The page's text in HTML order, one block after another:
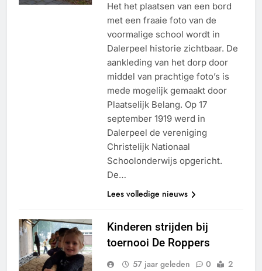
Het het plaatsen van een bord
met een fraaie foto van de
voormalige school wordt in
Dalerpeel historie zichtbaar. De
aankleding van het dorp door
middel van prachtige foto’s is
mede mogelijk gemaakt door
Plaatselijk Belang. Op 17
september 1919 werd in
Dalerpeel de vereniging
Christelijk Nationaal
Schoolonderwijs opgericht.
De…
Lees volledige nieuws
Kinderen strijden bij
toernooi De Roppers
57 jaar geleden 0
2